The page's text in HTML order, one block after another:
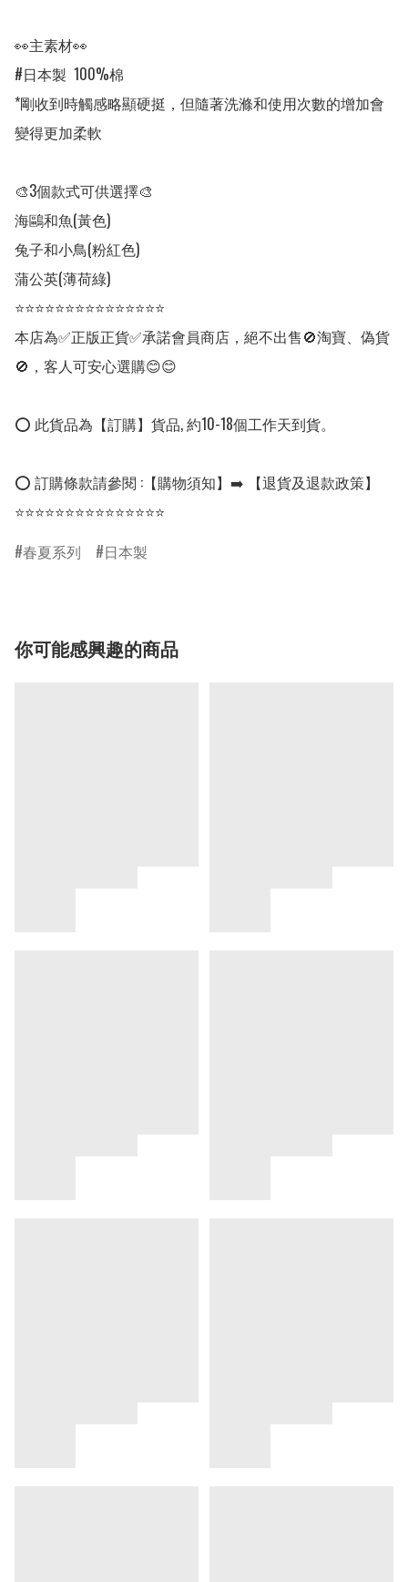
👀主素材👀
#日本製  100%棉
*剛收到時觸感略顯硬挺，但隨著洗滌和使用次數的增加會
變得更加柔軟
🎨3個款式可供選擇🎨
海鷗和魚(黃色)
兔子和小鳥(粉紅色)
蒲公英(薄荷綠)
⭐⭐⭐⭐⭐⭐⭐⭐⭐⭐⭐⭐⭐⭐⭐
本店為✅正版正貨✅承諾會員商店，絕不出售🚫淘寶、偽貨
🚫，客人可安心選購😊😊
⭕ 此貨品為【訂購】貨品, 約10-18個工作天到貨。
⭕ 訂購條款請參閱 :【購物須知】➡️ 【退貨及退款政策】
⭐⭐⭐⭐⭐⭐⭐⭐⭐⭐⭐⭐⭐⭐⭐
春夏系列
日本製
你可能感興趣的商品